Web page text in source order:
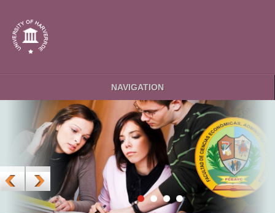
NAVIGATION